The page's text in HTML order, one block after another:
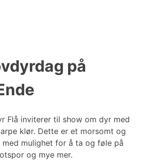
på
Flå inviterer til show om dyr med
klør. Dette er et morsomt og
med mulighet for å ta og føle på
og mye mer.